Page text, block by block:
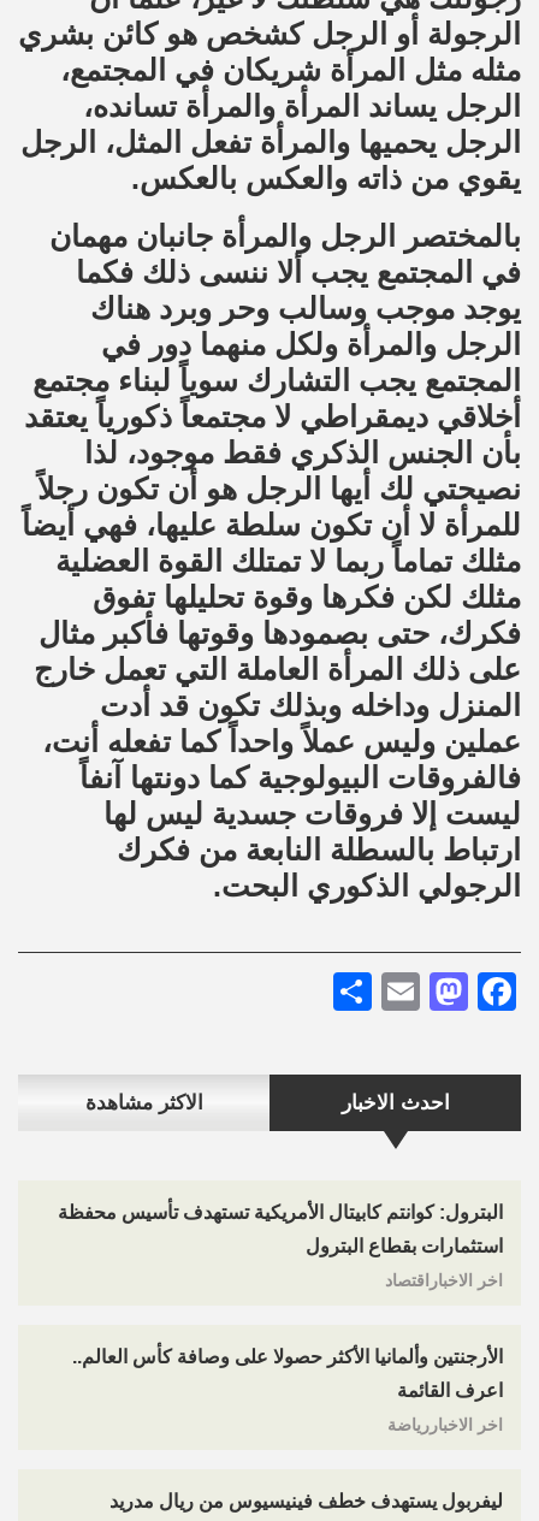
احدث الاخبار الاكثر مشاهدة
البترول: كوانتم كابيتال الأمريكية تستهدف تأسيس محفظة
استثمارات بقطاع البترول
اخر الاخباراقتصاد
الأرجنتين وألمانيا الأكثر حصولا على وصافة كأس العالم..
اعرف القائمة
اخر الاخباررياضة
ليفربول يستهدف خطف فينيسيوس من ريال مدريد
الرجولة أو الرجل كشخص هو كائن بشري
مثله مثل المرأة شريكان في المجتمع،
الرجل يساند المرأة والمرأة تسانده،
الرجل يحميها والمرأة تفعل المثل، الرجل
يقوي من ذاته والعكس بالعكس.
بالمختصر الرجل والمرأة جانبان مهمان
في المجتمع يجب ألا ننسى ذلك فكما
يوجد موجب وسالب وحر وبرد هناك
الرجل والمرأة ولكل منهما دور في
المجتمع يجب التشارك سوياً لبناء مجتمع
أخلاقي ديمقراطي لا مجتمعاً ذكورياً يعتقد
بأن الجنس الذكري فقط موجود، لذا
نصيحتي لك أيها الرجل هو أن تكون رجلاً
للمرأة لا أن تكون سلطة عليها، فهي أيضاً
مثلك تماماً ربما لا تمتلك القوة العضلية
مثلك لكن فكرها وقوة تحليلها تفوق
فكرك، حتى بصمودها وقوتها فأكبر مثال
على ذلك المرأة العاملة التي تعمل خارج
المنزل وداخله وبذلك تكون قد أدت
عملين وليس عملاً واحداً كما تفعله أنت،
فالفروقات البيولوجية كما دونتها آنفاً
ليست إلا فروقات جسدية ليس لها
ارتباط بالسطلة النابعة من فكرك
الرجولي الذكوري البحت.
Facebook
Mastodon
Email